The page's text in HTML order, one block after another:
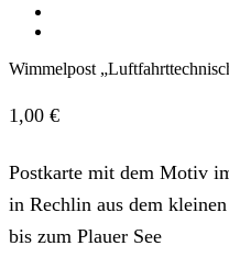
Wimmelpost
1,00 €
Postkarte mit dem Motiv
in Rechlin aus dem
bis zum Plauer See